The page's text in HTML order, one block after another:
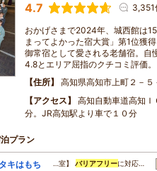
4.7 3,351
おかげさまで2024年、城西館は
まってよかった宿大賞」第1位獲
御常宿として愛される老舗宿。自
4.8とエリア屈指のクチコミ評価。
住所
高知県高知市上町２－５
アクセス
高知自動車道高知
分。JR高知駅より車で１０分
プラン
キはもち
…室】バリアフリーに対応…